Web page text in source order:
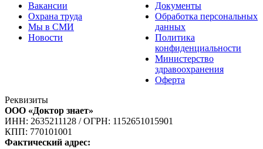
Вакансии
Охрана труда
Мы в СМИ
Новости
Документы
Обработка персональных
данных
Политика
конфиденциальности
Министерство
здравоохранения
Оферта
Реквизиты
ООО «Доктор знает»
ИНН: 2635211128 /ОГРН: 1152651015901
КПП: 770101001
Фактический адрес: